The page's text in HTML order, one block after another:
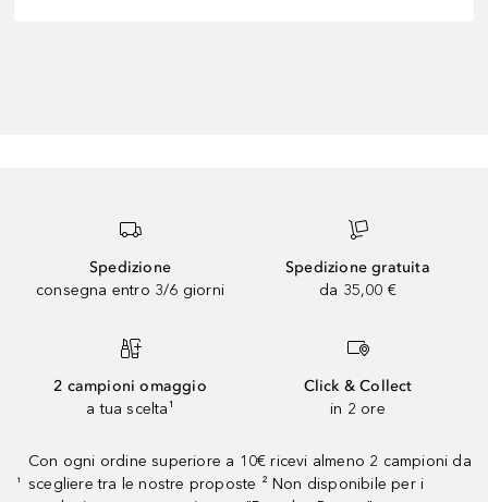
Spedizione
consegna entro 3/6 giorni
Spedizione gratuita
da 35,00 €
2 campioni omaggio
a tua scelta¹
Click & Collect
in 2 ore
¹
Con ogni ordine superiore a 10€ ricevi almeno 2 campioni da
scegliere tra le nostre proposte ² Non disponibile per i